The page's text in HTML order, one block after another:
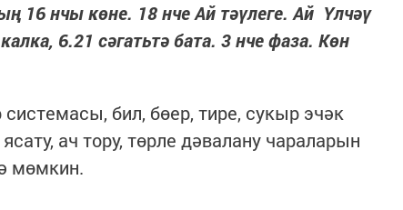
16 нчы көне. 18 нче Ай тәүлеге. Ай Үлчәү
6.21 сәгатьтә бата. 3 нче фаза. Көн
бил, бөер, тире, сукыр эчәк
ач тору, төрле дәвалану чараларын
мөмкин.